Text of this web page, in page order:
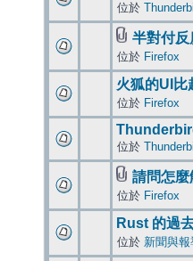
位於
半對付反
位於 Firefox
火狐的UI
位於 Firefox
位於
請問怎
位於 Firefox
Rust 的過
位於 新聞與報